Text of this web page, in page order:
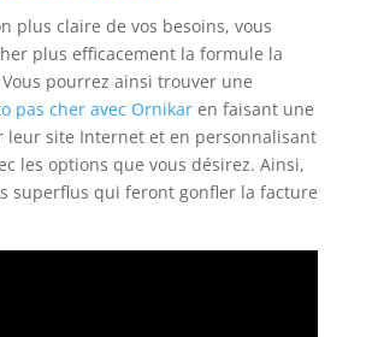
plus claire de vos besoins, vous
plus efficacement la formule la
pourrez ainsi trouver une
pas cher avec Ornikaren faisant une
leur site Internet et en personnalisant
les options que vous désirez. Ainsi,
superflus qui feront gonfler la facture